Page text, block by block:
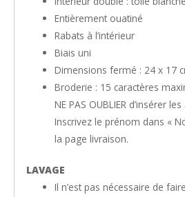
Entièrement ouatiné
Rabats à l’intérieur
Biais uni
Dimensions fermé : 24 x 17
Broderie : 15 caractères
NE PAS OUBLIER d’insérer
Inscrivez le prénom dans «
la page livraison.
LAVAGE
Il n’est pas nécessaire de